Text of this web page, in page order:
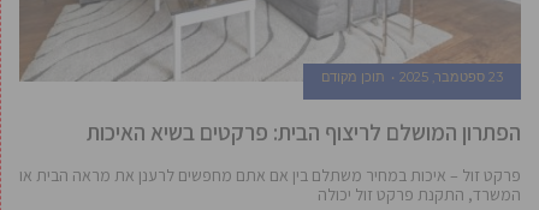
23 ספטמבר, 2025 תוכן מקודם
הפתרון המושלם לריצוף הבית: פרקטים בשיא האיכות
פרקט זול – איכות במחיר משתלם בין אם אתם מחפשים לרענן את מראה הבית או
המשרד, התקנת פרקט זול יכולה